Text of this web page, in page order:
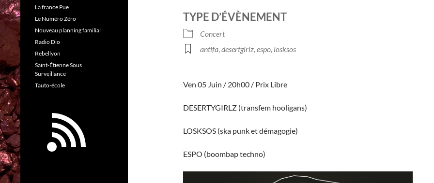
TYPE D’ÉVÈNEMENT
Concert
antifa,desertgirlz,espo, losksos
Ven 05 Juin / 20h00 / Prix Libre
DESERTYGIRLZ (transfem hooligans)
LOSKSOS (ska punk et démagogie)
ESPO (boombap techno)
La france Pue
Le Numéro Zéro
Nouveau planning familial
Radio Dio
Rebellyon
Saint-Étienne Sous
Surveillance
Tauto-école